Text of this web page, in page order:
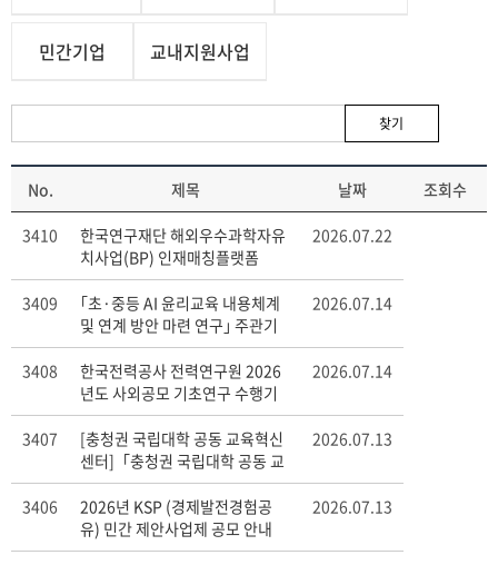
민간기업 교내지원사업
찾기
No. 제목 날짜 조회수
3410
한국연구재단 해외우수과학자유
치사업(BP) 인재매칭플랫폼
(RPiK) 관련 안내
2026.07.22
3409
｢초·중등 AI 윤리교육 내용체계
및 연계 방안 마련 연구｣ 주관기
관 공모
2026.07.14
3408
한국전력공사 전력연구원 2026
년도 사외공모 기초연구 수행기
관 모집
2026.07.14
3407
[충청권 국립대학 공동 교육혁신
센터]「충청권 국립대학 공동 교
육혁신센터」2026 CHEC 정책
연구 재공고 안내
2026.07.13
3406
2026년 KSP (경제발전경험공
유) 민간 제안사업제 공모 안내
2026.07.13